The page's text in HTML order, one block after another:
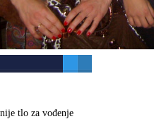
tlo za vođenje